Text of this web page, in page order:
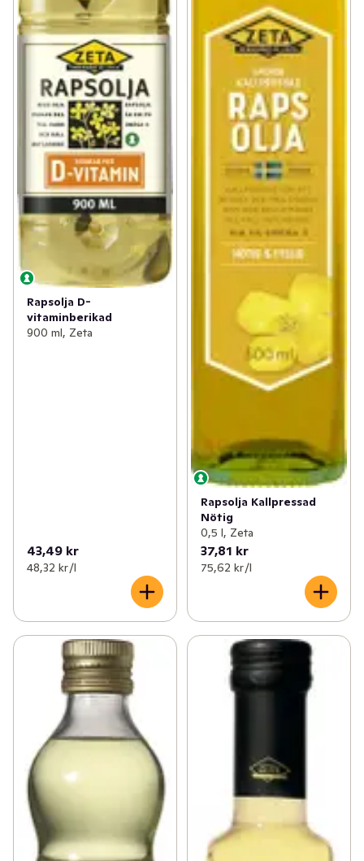
Rapsolja D-
vitaminberikad
900 ml, Zeta
43,49 kr
48,32 kr /l
Rapsolja Kallpressad
Nötig
0,5 l, Zeta
37,81 kr
75,62 kr /l